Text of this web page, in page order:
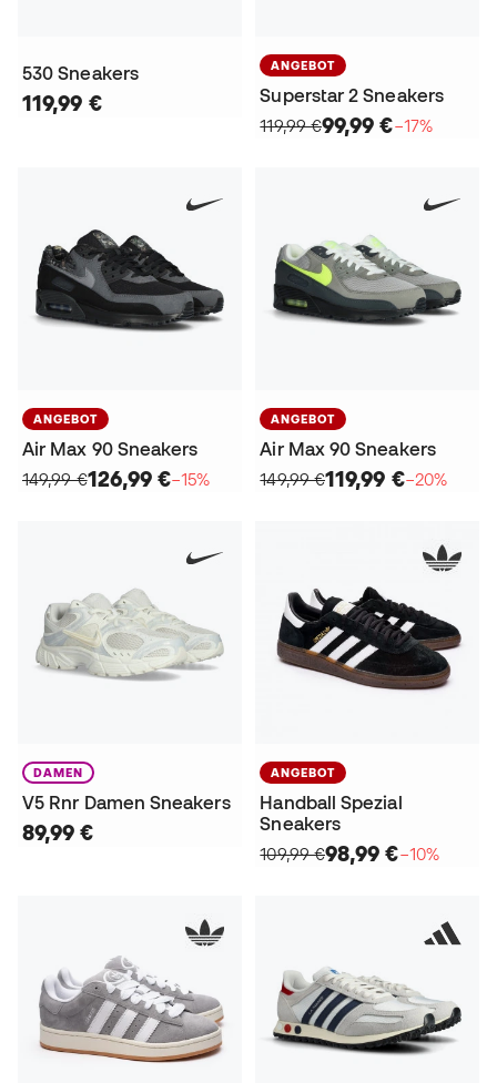
530 Sneakers
119,99 €
ANGEBOT
Superstar 2 Sneakers
119,99 €99,99 €−17%
ANGEBOT
Air Max 90 Sneakers
149,99 €126,99 €−15%
ANGEBOT
Air Max 90 Sneakers
149,99 €119,99 €−20%
DAMEN
V5 Rnr Damen Sneakers
89,99 €
ANGEBOT
Handball Spezial
Sneakers
109,99 €98,99 €−10%